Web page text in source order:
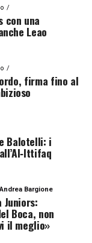
con una
Leao
firma fino al
Balotelli: i
Bargione
Juniors:
Boca, non
il meglio»